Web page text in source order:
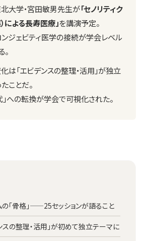
大学・宮田敏男先生が「セノリティク
による長寿医療」を講演予定。
ジェビティ医学の接続が学会レベル
は「エビデンスの整理・活用」が独立
ことだ。
」への転換が学会で可視化された。
「骨格」——25セッションが語ること
スの整理・活用」が初めて独立テーマに